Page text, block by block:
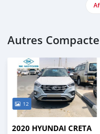
Autres
12
2020 HYUNDAI CRETA